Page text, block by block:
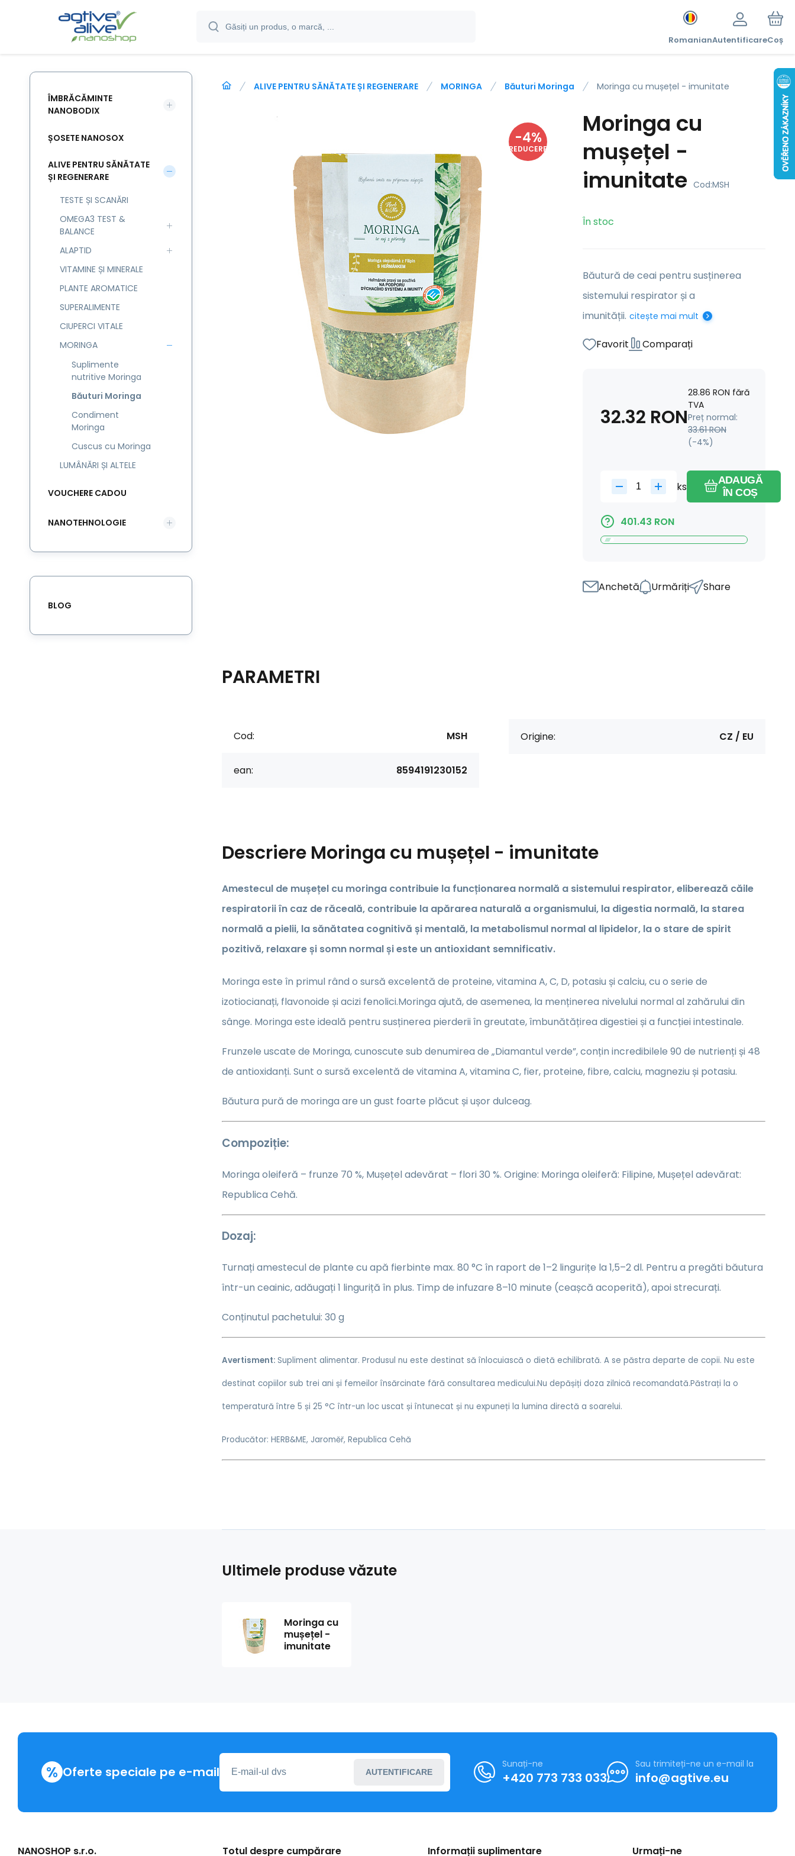
RomanianAutentificareCoș
ALIVE PENTRU SĂNĂTATE ȘI REGENERARE MORINGA Băuturi Moringa Moringa cu mușețel - imunitate
-4%
REDUCERE
Moringa cu
mușețel -
imunitate Cod:MSH
În stoc
Băutură de ceai pentru susținerea
sistemului respirator și a
imunității. citește mai mult
Favorit Comparați
32.32 RON
28.86 RON fără
TVA
Preț normal:
33.61 RON
(-4%)
ks
ADAUGĂ
ÎN COȘ
401.43 RON
Anchetă Urmăriți Share
PARAMETRI
Cod: MSH
ean: 8594191230152
Origine: CZ / EU
Descriere Moringa cu mușețel - imunitate
Amestecul de mușețel cu moringa contribuie la funcționarea normală a sistemului respirator, eliberează căile
respiratorii în caz de răceală, contribuie la apărarea naturală a organismului, la digestia normală, la starea
normală a pielii, la sănătatea cognitivă și mentală, la metabolismul normal al lipidelor, la o stare de spirit
pozitivă, relaxare și somn normal și este un antioxidant semnificativ.
Moringa este în primul rând o sursă excelentă de proteine, vitamina A, C, D, potasiu și calciu, cu o serie de
izotiocianați, flavonoide și acizi fenolici.Moringa ajută, de asemenea, la menținerea nivelului normal al zahărului din
sânge. Moringa este ideală pentru susținerea pierderii în greutate, îmbunătățirea digestiei și a funcției intestinale.
Frunzele uscate de Moringa, cunoscute sub denumirea de „Diamantul verde”, conțin incredibilele 90 de nutrienți și 48
de antioxidanți. Sunt o sursă excelentă de vitamina A, vitamina C, fier, proteine, fibre, calciu, magneziu și potasiu.
Băutura pură de moringa are un gust foarte plăcut și ușor dulceag.
Compoziție:
Moringa oleiferă – frunze 70 %, Mușețel adevărat – flori 30 %. Origine: Moringa oleiferă: Filipine, Mușețel adevărat:
Republica Cehă.
Dozaj:
Turnați amestecul de plante cu apă fierbinte max. 80 °C în raport de 1–2 lingurițe la 1,5–2 dl. Pentru a pregăti băutura
într-un ceainic, adăugați 1 linguriță în plus. Timp de infuzare 8–10 minute (ceașcă acoperită), apoi strecurați.
Conținutul pachetului: 30 g
Avertisment: Supliment alimentar. Produsul nu este destinat să înlocuiască o dietă echilibrată. A se păstra departe de copii. Nu este
destinat copiilor sub trei ani și femeilor însărcinate fără consultarea medicului.Nu depășiți doza zilnică recomandată.Păstrați la o
temperatură între 5 și 25 °C într-un loc uscat și întunecat și nu expuneți la lumina directă a soarelui.
Producător: HERB&ME, Jaroměř, Republica Cehă
ÎMBRĂCĂMINTE
NANOBODIX
ȘOSETE NANOSOX
ALIVE PENTRU SĂNĂTATE
ȘI REGENERARE
TESTE ȘI SCANĂRI
OMEGA3 TEST &
BALANCE
ALAPTID
VITAMINE ȘI MINERALE
PLANTE AROMATICE
SUPERALIMENTE
CIUPERCI VITALE
MORINGA
Suplimente
nutritive Moringa
Băuturi Moringa
Condiment
Moringa
Cuscus cu Moringa
LUMÂNĂRI ȘI ALTELE
VOUCHERE CADOU
NANOTEHNOLOGIE
BLOG
Ultimele produse văzute
Moringa cu
mușețel -
imunitate
% Oferte speciale pe e-mail AUTENTIFICARE
Sunați-ne
+420 773 733 033
Sau trimiteți-ne un e-mail la
info@agtive.eu
NANOSHOP s.r.o. Totul despre cumpărare Informații suplimentare Urmați-ne